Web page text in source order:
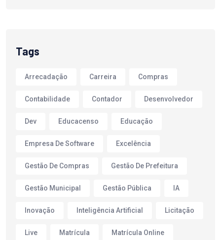
Tags
Arrecadação Carreira Compras
Contabilidade Contador Desenvolvedor
Dev Educacenso Educação
Empresa De Software Excelência
Gestão De Compras Gestão De Prefeitura
Gestão Municipal Gestão Pública IA
Inovação Inteligência Artificial Licitação
Live Matrícula Matrícula Online